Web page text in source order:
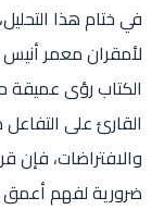
في ختام هذا
لأمقران معمر
الكتاب رؤى عميقة
القارئ على
والافتراضات،
ضرورية لفهم أعمق